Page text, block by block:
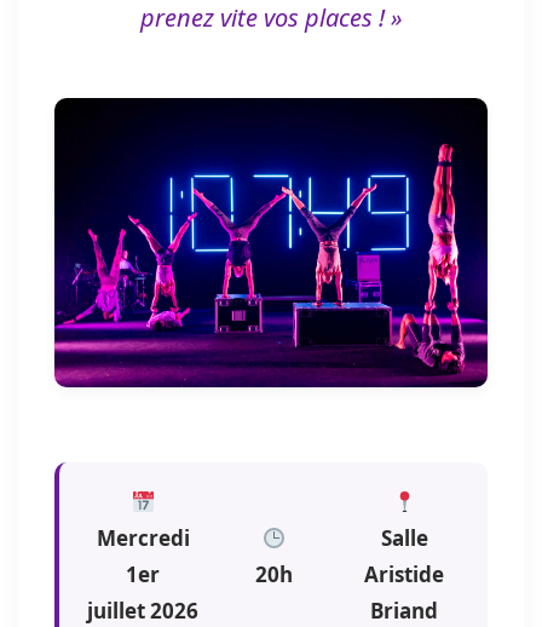
prenez vite vos places ! »
Mercredi
1er
juillet 2026
20h
Salle
Aristide
Briand